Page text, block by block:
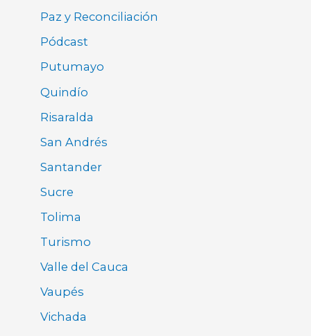
Paz y Reconciliación
Pódcast
Putumayo
Quindío
Risaralda
San Andrés
Santander
Sucre
Tolima
Turismo
Valle del Cauca
Vaupés
Vichada